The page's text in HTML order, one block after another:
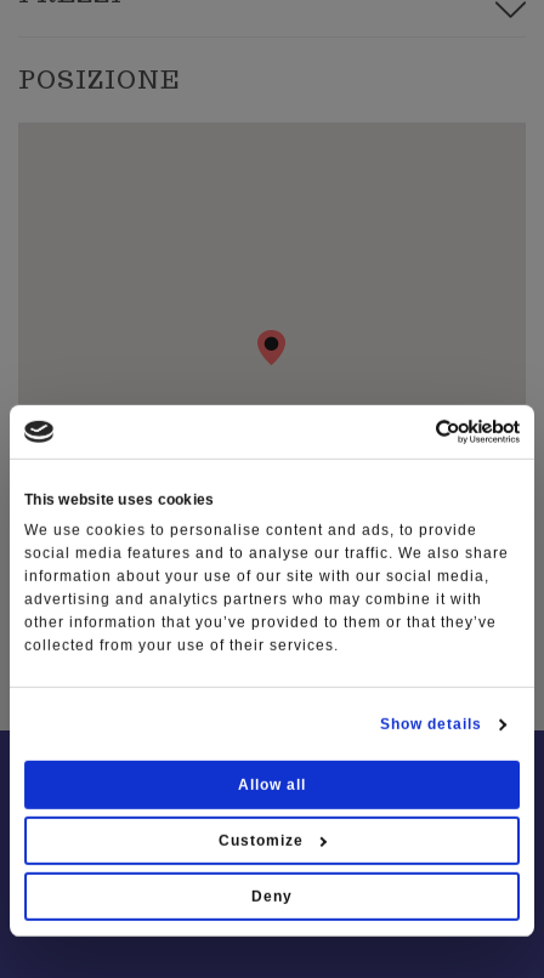
This website uses cookies
We use cookies to personalise content and ads, to provide
social media features and to analyse our traffic. We also share
information about your use of our site with our social media,
advertising and analytics partners who may combine it with
other information that you’ve provided to them or that they’ve
collected from your use of their services.
Show details
Allow all
Customize
Deny
POSIZIONE
TAG